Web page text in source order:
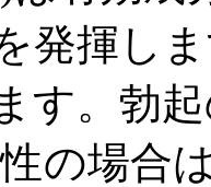
発揮し
す。勃
の場合